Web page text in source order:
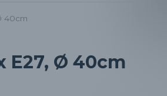
40cm
E27, Ø 40cm